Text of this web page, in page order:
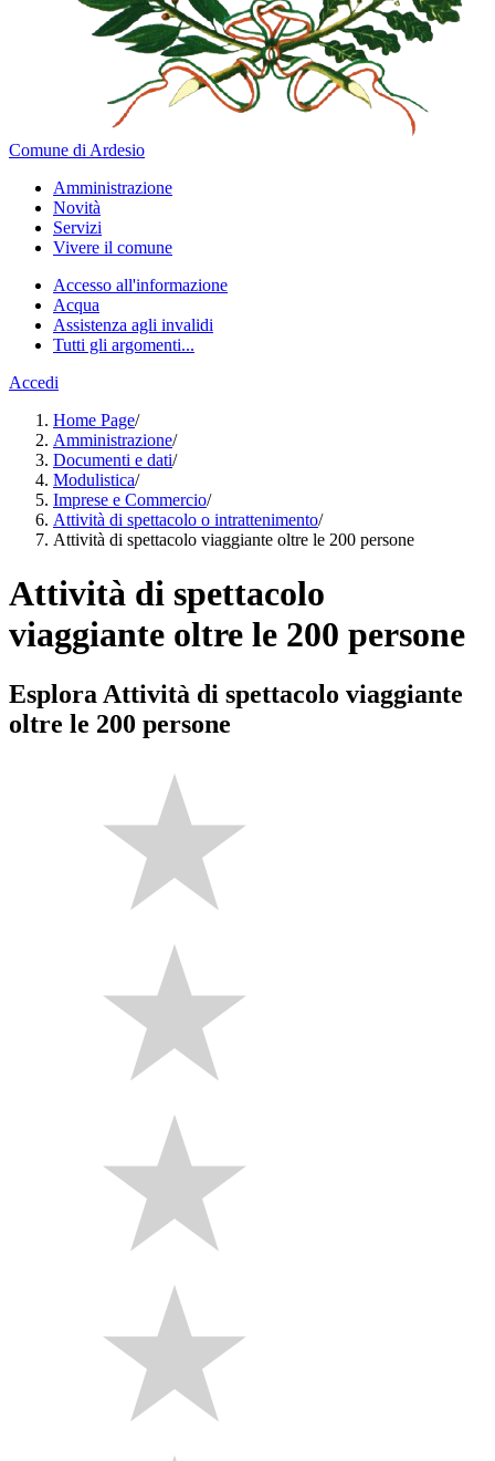
Comune di Ardesio
Amministrazione
Novità
Servizi
Vivere il comune
Accesso all'informazione
Acqua
Assistenza agli invalidi
Tutti gli argomenti...
Accedi
Home Page/
Amministrazione/
Documenti e dati/
Modulistica/
Imprese e Commercio/
Attività di spettacolo o intrattenimento/
Attività di spettacolo viaggiante oltre le 200 persone
Attività di spettacolo
viaggiante oltre le 200 persone
Esplora Attività di spettacolo viaggiante
oltre le 200 persone